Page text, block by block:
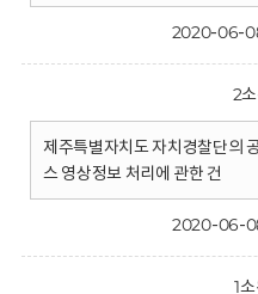
2020-06-
2
제주특별자치도 자치경찰단의
스 영상정보 처리에 관한 건
2020-06-
1